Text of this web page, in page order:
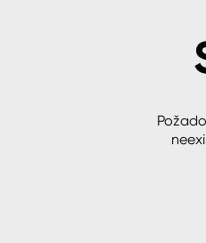
Ředidla, tužidla, čističe,